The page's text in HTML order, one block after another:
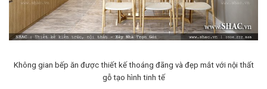
Không gian bếp ăn được thiết kế thoáng đãng và đẹp mắt với nội thất
gỗ tạo hình tinh tế